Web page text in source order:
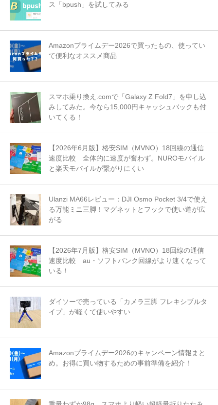
ス「bpush」を試してみる
Amazonプライムデー2026で買ったもの、使ってい
て便利なオススメ商品
スマホ乗り換え.comで「Galaxy Z Fold7」を申し込
みしてみた。今なら15,000円キャッシュバックも付
いてくる！
【2026年6月版】格安SIM（MVNO）18回線の通信
速度比較 全体的に速度が奮わず。NUROモバイル
と楽天モバイルが繋がりにくい
Ulanzi MA66レビュー：DJI Osmo Pocket 3/4で使え
る万能ミニ三脚！マグネットとフックで使い道が広
がる
【2026年7月版】格安SIM（MVNO）18回線の通信
速度比較 au・ソフトバンク回線がより速くなって
いる！
ダイソーで売っている「カメラ三脚 フレキシブルタ
イプ」が軽くて使いやすい
Amazonプライムデー2026のキャンペーン情報まと
め。お得に買い物するための事前準備を紹介！